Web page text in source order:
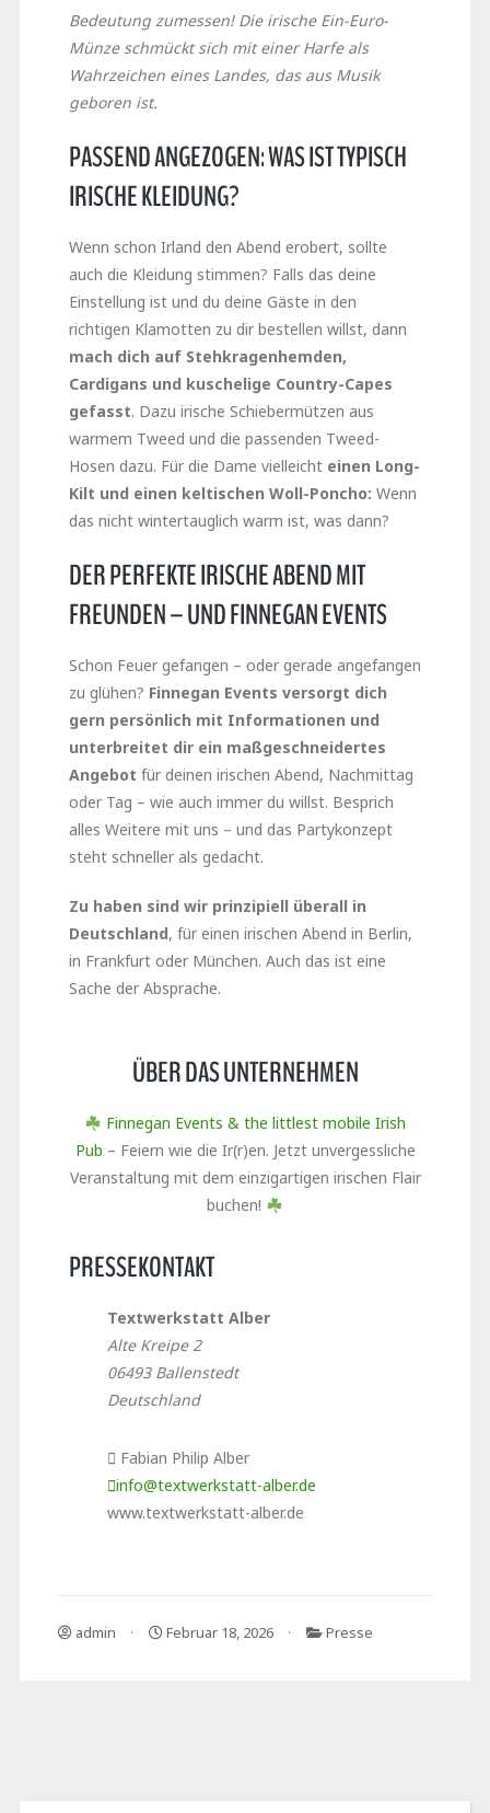
Bedeutung zumessen! Die irische Ein-Euro-
Münze schmückt sich mit einer Harfe als
Wahrzeichen eines Landes, das aus Musik
geboren ist.
PASSEND ANGEZOGEN: WAS IST TYPISCH
IRISCHE KLEIDUNG?
Wenn schon Irland den Abend erobert, sollte
auch die Kleidung stimmen? Falls das deine
Einstellung ist und du deine Gäste in den
richtigen Klamotten zu dir bestellen willst, dann
mach dich auf Stehkragenhemden,
Cardigans und kuschelige Country-Capes
gefasst. Dazu irische Schiebermützen aus
warmem Tweed und die passenden Tweed-
Hosen dazu. Für die Dame vielleicht einen Long-
Kilt und einen keltischen Woll-Poncho: Wenn
das nicht wintertauglich warm ist, was dann?
DER PERFEKTE IRISCHE ABEND MIT
FREUNDEN – UND FINNEGAN EVENTS
Schon Feuer gefangen – oder gerade angefangen
zu glühen? Finnegan Events versorgt dich
gern persönlich mit Informationen und
unterbreitet dir ein maßgeschneidertes
Angebot für deinen irischen Abend, Nachmittag
oder Tag – wie auch immer du willst. Besprich
alles Weitere mit uns – und das Partykonzept
steht schneller als gedacht.
Zu haben sind wir prinzipiell überall in
Deutschland, für einen irischen Abend in Berlin,
in Frankfurt oder München. Auch das ist eine
Sache der Absprache.
ÜBER DAS UNTERNEHMEN
Finnegan Events & the littlest mobile Irish
Pub – Feiern wie die Ir(r)en. Jetzt unvergessliche
Veranstaltung mit dem einzigartigen irischen Flair
buchen!
PRESSEKONTAKT
Textwerkstatt Alber
Alte Kreipe 2
06493 Ballenstedt
Deutschland
Fabian Philip Alber
info@textwerkstatt-alber.de
www.textwerkstatt-alber.de
admin Februar 18, 2026 Presse